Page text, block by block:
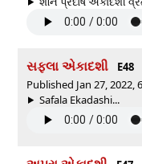
સફલા એકાદશી
E48
Published Jan 27, 2022,
Safala Ekadashi...